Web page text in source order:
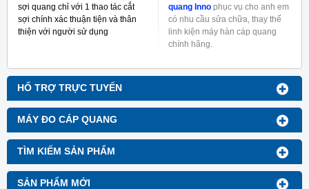
HỔ TRỢ TRỰC TUYẾN
MÁY ĐO CÁP QUANG
TÌM KIẾM SẢN PHẨM
SẢN PHẨM MỚI
sợi quang chỉ với 1 thao tác cắt
sợi chính xác thuận tiện và thân
thiện với người sử dụng
quang Inno phục vụ cho anh em
có nhu cầu sửa chữa, thay thế
linh kiện máy hàn cáp quang
chính hãng.